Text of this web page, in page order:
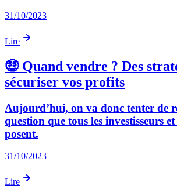
31/10/2023
Lire
🤑 Quand vendre ? Des
sécuriser vos profits
Aujourd’hui, on va donc tenter de
question que tous les investisseurs et
posent.
31/10/2023
Lire